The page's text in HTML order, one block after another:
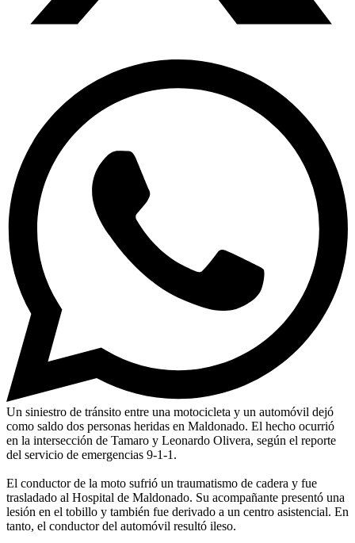
Un siniestro de tránsito entre una motocicleta y un automóvil dejó
como saldo dos personas heridas en Maldonado. El hecho ocurrió
en la intersección de Tamaro y Leonardo Olivera, según el reporte
del servicio de emergencias 9-1-1.
El conductor de la moto sufrió un traumatismo de cadera y fue
trasladado al Hospital de Maldonado. Su acompañante presentó una
lesión en el tobillo y también fue derivado a un centro asistencial. En
tanto, el conductor del automóvil resultó ileso.